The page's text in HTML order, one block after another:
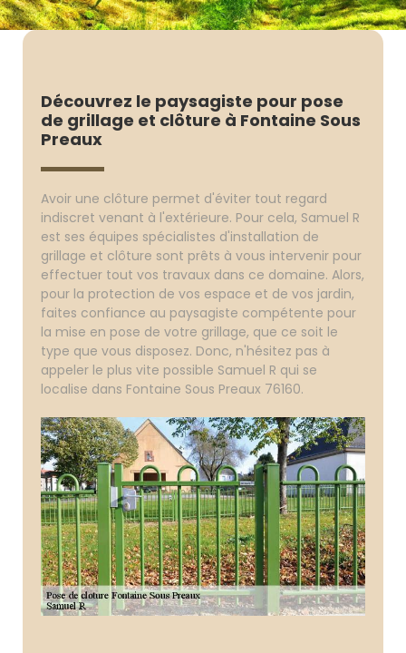
Découvrez le paysagiste pour pose
de grillage et clôture à Fontaine Sous
Preaux
Avoir une clôture permet d'éviter tout regard
indiscret venant à l'extérieure. Pour cela, Samuel R
est ses équipes spécialistes d'installation de
grillage et clôture sont prêts à vous intervenir pour
effectuer tout vos travaux dans ce domaine. Alors,
pour la protection de vos espace et de vos jardin,
faites confiance au paysagiste compétente pour
la mise en pose de votre grillage, que ce soit le
type que vous disposez. Donc, n'hésitez pas à
appeler le plus vite possible Samuel R qui se
localise dans Fontaine Sous Preaux 76160.